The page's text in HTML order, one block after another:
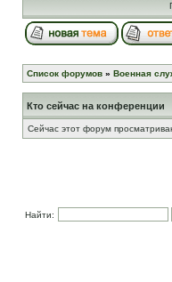
Список форумов » Военная
Кто сейчас на конференции
Сейчас этот форум
Найти: